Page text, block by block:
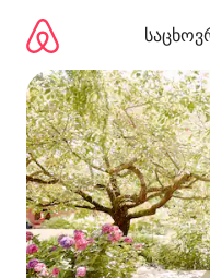
გადასვლა